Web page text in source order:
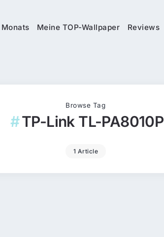
Meine TOP-Wallpaper Reviews
Browse Tag
TP-Link TL-PA8010P
1 Article